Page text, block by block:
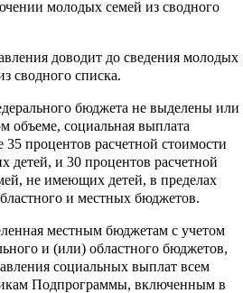
молодых семей из сводного
доводит до сведения молодых
сводного списка.
бюджета не выделены или
объеме, социальная выплата
35 процентов расчетной стоимости
и 30 процентов расчетной
не имеющих детей, в пределах
и местных бюджетов.
местным бюджетам с учетом
и (или) областного бюджетов,
социальных выплат всем
Подпрограммы, включенным в